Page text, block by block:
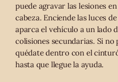
puede agravar las lesiones
cabeza. Enciende las luces
aparca el vehículo a un lado
colisiones secundarias. Si no
quédate dentro con el
hasta que llegue la ayuda.